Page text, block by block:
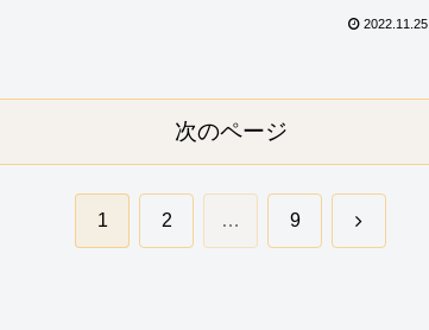
2022.11.25
次のページ
1 2 … 9 次